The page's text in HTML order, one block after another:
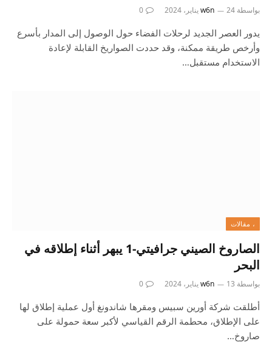
بواسطة w6n 24 يناير، 2024 0
يدور العصر الجديد لرحلات الفضاء حول الوصول إلى المدار بأسرع
وأرخص طريقة ممكنة، وقد حددت الصواريخ القابلة لإعادة
الاستخدام مستقبل…
، مقالات
الصاروخ الصيني جرافيتي-1 يبهر أثناء إطلاقه في
البحر
بواسطة w6n 13 يناير، 2024 0
أطلقت شركة أورين سبيس ومقرها شاندونغ أول عملية إطلاق لها
على الإطلاق، محطمة الرقم القياسي لأكبر سعة حمولة على
صاروخ…